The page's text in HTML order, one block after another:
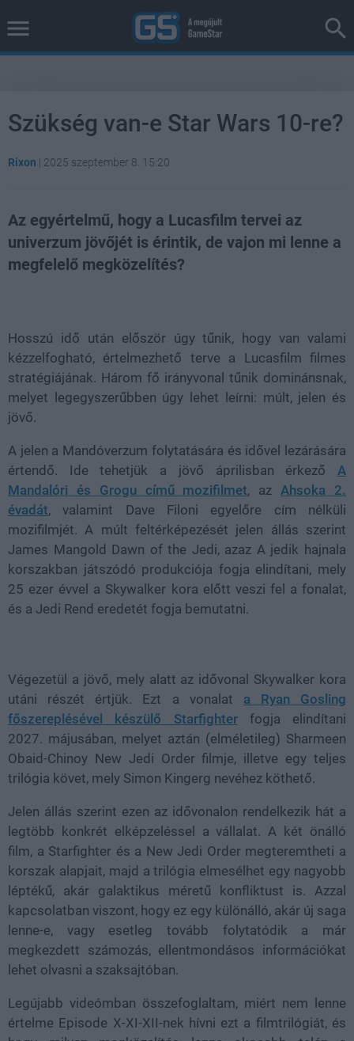
Szükség van-e Star Wars 10-re?
Rixon | 2025 szeptember 8. 15:20
Az egyértelmű, hogy a Lucasfilm tervei az
univerzum jövőjét is érintik, de vajon mi lenne a
megfelelő megközelítés?
Hosszú idő után először úgy tűnik, hogy van valami
kézzelfogható, értelmezhető terve a Lucasfilm filmes
stratégiájának. Három fő irányvonal tűnik dominánsnak,
melyet legegyszerűbben úgy lehet leírni: múlt, jelen és
jövő.
A jelen a Mandóverzum folytatására és idővel lezárására
értendő. Ide tehetjük a jövő áprilisban érkező A
Mandalóri és Grogu című mozifilmet, azAhsoka 2.
évadát, valamint Dave Filoni egyelőre cím nélküli
mozifilmjét. A múlt feltérképezését jelen állás szerint
James Mangold Dawn of the Jedi, azaz A jedik hajnala
korszakban játszódó produkciója fogja elindítani, mely
25 ezer évvel a Skywalker kora előtt veszi fel a fonalat,
és a Jedi Rend eredetét fogja bemutatni.
Végezetül a jövő, mely alatt az idővonal Skywalker kora
utáni részét értjük. Ezt a vonalat a Ryan Gosling
főszereplésével készülő Starfighterfogja elindítani
2027. májusában, melyet aztán (elméletileg) Sharmeen
Obaid-Chinoy New Jedi Order filmje, illetve egy teljes
trilógia követ, mely Simon Kingerg nevéhez köthető.
Jelen állás szerint ezen az idővonalon rendelkezik hát a
legtöbb konkrét elképzeléssel a vállalat. A két önálló
film, a Starfighter és a New Jedi Order megteremtheti a
korszak alapjait, majd a trilógia elmesélhet egy nagyobb
léptékű, akár galaktikus méretű konfliktust is. Azzal
kapcsolatban viszont, hogy ez egy különálló, akár új saga
lenne-e, vagy esetleg tovább folytatódik a már
megkezdett számozás, ellentmondásos információkat
lehet olvasni a szaksajtóban.
Legújabb videómban összefoglaltam, miért nem lenne
értelme Episode X-XI-XII-nek hívni ezt a filmtrilógiát, és